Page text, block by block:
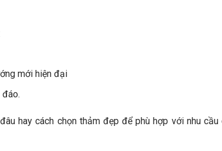
mới hiện đại
hay cách chọn thảm đẹp để phù hợp với nhu cầu